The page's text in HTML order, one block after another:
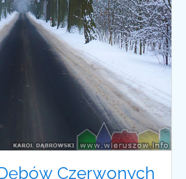
Czerwonych